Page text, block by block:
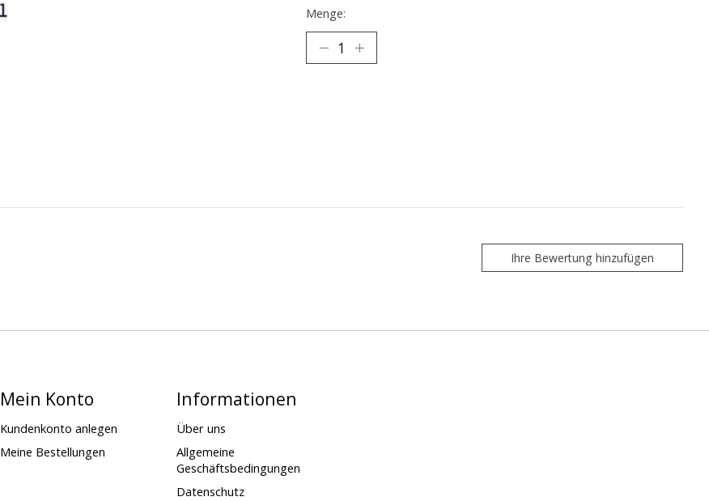
Menge:
Ihre Bewertung hinzufügen
Mein Konto
Kundenkonto anlegen
Meine Bestellungen
Informationen
Über uns
Allgemeine
Geschäftsbedingungen
Datenschutz